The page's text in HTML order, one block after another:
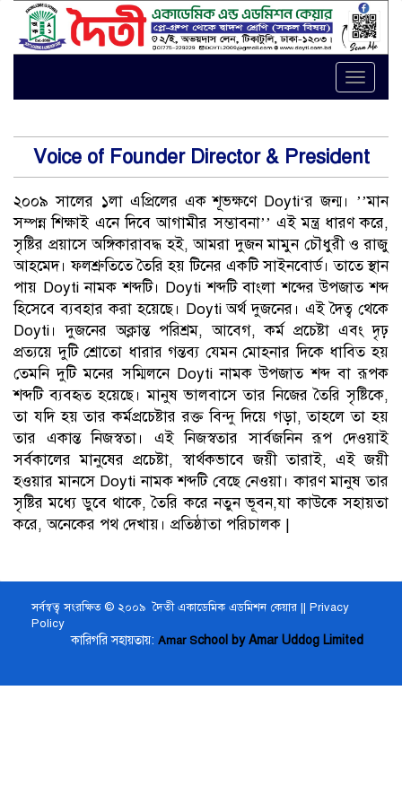
Toggle
Voice of Founder Director & President
২০০৯ সালের ১লা এপ্রিলের এক শূভক্ষণে Doyti‘র জন্ম। ’’মান
সম্পন্ন শিক্ষাই এনে দিবে আগামীর সম্ভাবনা’’ এই মন্ত্র ধারণ করে,
সৃষ্টির প্রয়াসে অঙ্গিকারাবদ্ধ হই, আমরা দুজন মামুন চৌধুরী ও রাজু
আহমেদ। ফলশ্রুতিতে তৈরি হয় টিনের একটি সাইনবোর্ড। তাতে স্থান
পায় Doyti নামক শব্দটি। Doyti শব্দটি বাংলা শব্দের উপজাত শব্দ
হিসেবে ব্যবহার করা হয়েছে। Doyti অর্থ দুজনের। এই দৈত্ব থেকে
Doyti। দুজনের অক্লান্ত পরিশ্রম, আবেগ, কর্ম প্রচেষ্টা এবং দৃঢ়
প্রত্যয়ে দুটি শ্রোতো ধারার গন্তব্য যেমন মোহনার দিকে ধাবিত হয়
তেমনি দুটি মনের সম্মিলনে Doyti নামক উপজাত শব্দ বা রূপক
শব্দটি ব্যবহৃত হয়েছে। মানুষ ভালবাসে তার নিজের তৈরি সৃষ্টিকে,
তা যদি হয় তার কর্মপ্রচেষ্টার রক্ত বিন্দু দিয়ে গড়া, তাহলে তা হয়
তার একান্ত নিজস্বতা। এই নিজস্বতার সার্বজনিন রূপ দেওয়াই
সর্বকালের মানুষের প্রচেষ্টা, স্বার্থকভাবে জয়ী তারাই, এই জয়ী
হওয়ার মানসে Doyti নামক শব্দটি বেছে নেওয়া। কারণ মানুষ তার
সৃষ্টির মধ্যে ডুবে থাকে, তৈরি করে নতুন ভূবন,যা কাউকে সহায়তা
করে, অনেকের পথ দেখায়। প্রতিষ্ঠাতা পরিচালক |
সর্বস্বত্ব সংরক্ষিত © ২০০৯ দৈতী একাডেমিক এডমিশন কেয়ার || Privacy
Policy
কারিগরি সহায়তায়: Amar School by Amar Uddog Limited